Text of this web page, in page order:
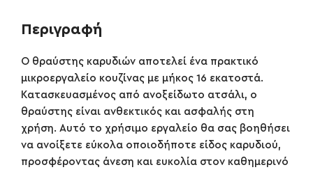
Περιγραφή
Ο θραύστης καρυδιών αποτελεί ένα πρακτικό
μικροεργαλείο κουζίνας με μήκος 16 εκατοστά.
Κατασκευασμένος από ανοξείδωτο ατσάλι, ο
θραύστης είναι ανθεκτικός και ασφαλής στη
χρήση. Αυτό το χρήσιμο εργαλείο θα σας βοηθήσει
να ανοίξετε εύκολα οποιοδήποτε είδος καρυδιού,
προσφέροντας άνεση και ευκολία στον καθημερινό